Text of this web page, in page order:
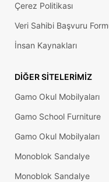
Çerez Politikası
Veri Sahibi Başvuru
İnsan Kaynakları
DIĞER SITELERIMIZ
Gamo Okul Mobilyaları
Gamo School Furniture
Gamo Okul Mobilyaları
Monoblok Sandalye
Monoblok Sandalye